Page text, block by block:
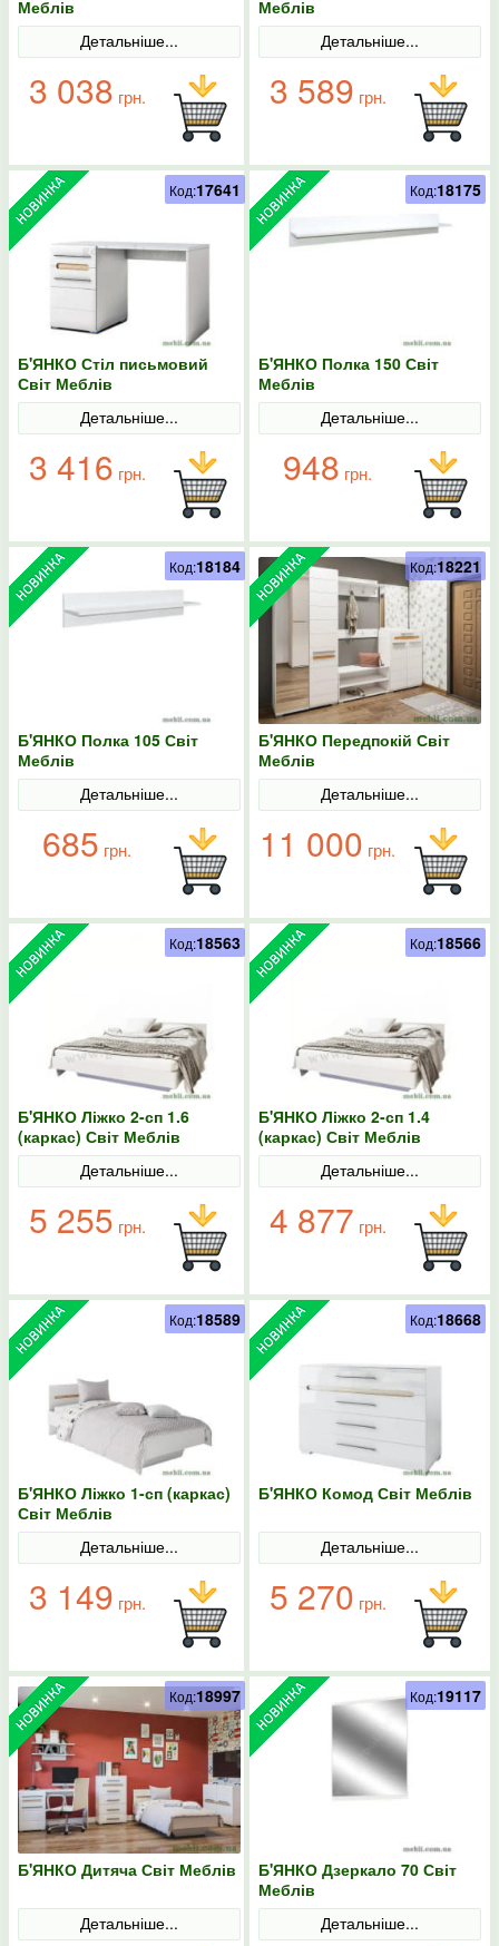
Меблів
Детальніше...
3 038 грн.
Меблів
Детальніше...
3 589 грн.
Б'ЯНКО Стіл письмовий
Світ Меблів
Детальніше...
3 416 грн.
Код:17641
Б'ЯНКО Полка 150 Світ
Меблів
Детальніше...
948 грн.
Код:18175
Б'ЯНКО Полка 105 Світ
Меблів
Детальніше...
685 грн.
Код:18184
Б'ЯНКО Передпокій Світ
Меблів
Детальніше...
11 000 грн.
Код:18221
Б'ЯНКО Ліжко 2-сп 1.6
(каркас) Світ Меблів
Детальніше...
5 255 грн.
Код:18563
Б'ЯНКО Ліжко 2-сп 1.4
(каркас) Світ Меблів
Детальніше...
4 877 грн.
Код:18566
Б'ЯНКО Ліжко 1-сп (каркас)
Світ Меблів
Детальніше...
3 149 грн.
Код:18589
Б'ЯНКО Комод Світ Меблів
Детальніше...
5 270 грн.
Код:18668
Б'ЯНКО Дитяча Світ Меблів
Детальніше...
Код:18997
Б'ЯНКО Дзеркало 70 Світ
Меблів
Детальніше...
Код:19117